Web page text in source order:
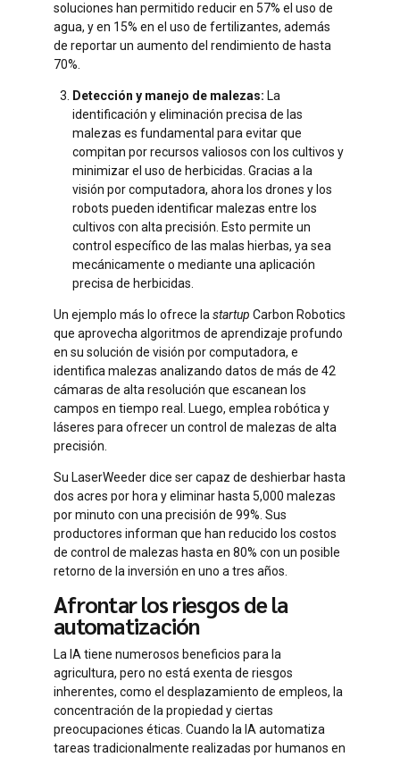
soluciones han permitido reducir en 57% el uso de
agua, y en 15% en el uso de fertilizantes, además
de reportar un aumento del rendimiento de hasta
70%.
Detección y manejo de malezas: La
identificación y eliminación precisa de las
malezas es fundamental para evitar que
compitan por recursos valiosos con los cultivos y
minimizar el uso de herbicidas. Gracias a la
visión por computadora, ahora los drones y los
robots pueden identificar malezas entre los
cultivos con alta precisión. Esto permite un
control específico de las malas hierbas, ya sea
mecánicamente o mediante una aplicación
precisa de herbicidas.
Un ejemplo más lo ofrece lastartup Carbon Robotics
que aprovecha algoritmos de aprendizaje profundo
en su solución de visión por computadora, e
identifica malezas analizando datos de más de 42
cámaras de alta resolución que escanean los
campos en tiempo real. Luego, emplea robótica y
láseres para ofrecer un control de malezas de alta
precisión.
Su LaserWeeder dice ser capaz de deshierbar hasta
dos acres por hora y eliminar hasta 5,000 malezas
por minuto con una precisión de 99%. Sus
productores informan que han reducido los costos
de control de malezas hasta en 80% con un posible
retorno de la inversión en uno a tres años.
Afrontar los riesgos de la
automatización
La IA tiene numerosos beneficios para la
agricultura, pero no está exenta de riesgos
inherentes, como el desplazamiento de empleos, la
concentración de la propiedad y ciertas
preocupaciones éticas. Cuando la IA automatiza
tareas tradicionalmente realizadas por humanos en